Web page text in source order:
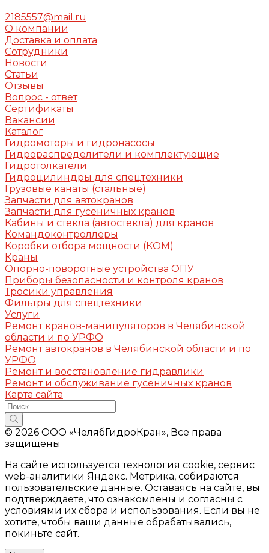
2185557@mail.ru
О компании
Доставка и оплата
Сотрудники
Новости
Статьи
Отзывы
Вопрос - ответ
Сертификаты
Вакансии
Каталог
Гидромоторы и гидронасосы
Гидрораспределители и комплектующие
Гидротолкатели
Гидроцилиндры для спецтехники
Грузовые канаты (стальные)
Запчасти для автокранов
Запчасти для гусеничных кранов
Кабины и стекла (автостекла) для кранов
Командоконтроллеры
Коробки отбора мощности (КОМ)
Краны
Опорно-поворотные устройства ОПУ
Приборы безопасности и контроля кранов
Тросики управления
Фильтры для спецтехники
Услуги
Ремонт кранов-манипуляторов в Челябинской
области и по УРФО
Ремонт автокранов в Челябинской области и по
УРФО
Ремонт и восстановление гидравлики
Ремонт и обслуживание гусеничных кранов
Карта сайта
© 2026 ООО «ЧелябГидроКран», Все права
защищены
На сайте используется технология cookie, сервис
web-аналитики Яндекс. Метрика, собираются
пользовательские данные. Оставаясь на сайте, вы
подтверждаете, что ознакомлены и согласны с
условиями их сбора и использования. Если вы не
хотите, чтобы ваши данные обрабатывались,
покиньте сайт.